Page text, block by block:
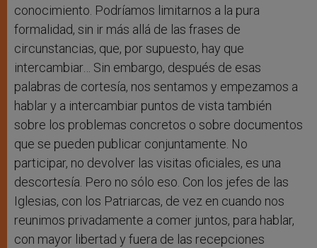
conocimiento. Podríamos limitarnos a la pura
formalidad, sin ir más allá de las frases de
circunstancias, que, por supuesto, hay que
intercambiar… Sin embargo, después de esas
palabras de cortesía, nos sentamos y empezamos a
hablar y a intercambiar puntos de vista también
sobre los problemas concretos o sobre documentos
que se pueden publicar conjuntamente. No
participar, no devolver las visitas oficiales, es una
descortesía. Pero no sólo eso. Con los jefes de las
Iglesias, con los Patriarcas, de vez en cuando nos
reunimos privadamente a comer juntos, para hablar,
con mayor libertad y fuera de las recepciones